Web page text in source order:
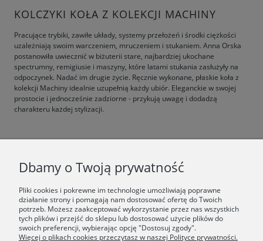
KOLCZYKI KOŁA Z KOLEKCJI MACHINY
Pracujące trybiki, zawiłe układy, systemy przełożeń i środki ciężkości
uzależniają swoim warczeniem, mruczeniem i stukaniem. Anna Orska
postanowiła uwiecznić w biżuterii stare, najbardziej ukochane
spectrumny, remigiusie i maszyny, które latami stukania zasłużyły na
odpoczynek. Nadać im drugie życie. Ręcznie wykonane, płaskie koła z
kolekcji Machiny idealnie uzupełnią każdy ubiór. Eleganckie w swojej
prostocie i jednocześnie zadziorne - przykują uwagę i dodadzą
charakteru każdej stylizacji.
Dołącz do nas:
Dbamy o Twoją prywatność
Pliki cookies i pokrewne im technologie umożliwiają poprawne
działanie strony i pomagają nam dostosować ofertę do Twoich
potrzeb. Możesz zaakceptować wykorzystanie przez nas wszystkich
tych plików i przejść do sklepu lub dostosować użycie plików do
swoich preferencji, wybierając opcję "Dostosuj zgody".
Więcej o plikach cookies przeczytasz w naszej Polityce prywatności.